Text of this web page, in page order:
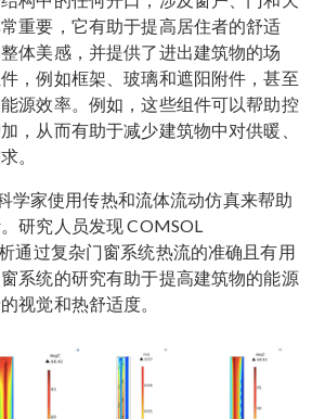
重要，它有助于提高居住者的舒适
体美感，并提供了进出建筑物的场
，例如框架、玻璃和遮阳附件，甚至
源效率。例如，这些组件可以帮助控
，从而有助于减少建筑物中对供暖、
。
学家使用传热和流体流动仿真来帮助
研究人员发现 COMSOL
通过复杂门窗系统热流的准确且有用
系统的研究有助于提高建筑物的能源
视觉和热舒适度。